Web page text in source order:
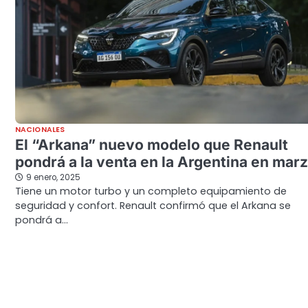
NACIONALES
El “Arkana” nuevo modelo que Renault
pondrá a la venta en la Argentina en
9 enero, 2025
Tiene un motor turbo y un completo equipamiento de
seguridad y confort. Renault confirmó que el Arkana se
pondrá a…